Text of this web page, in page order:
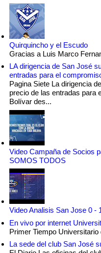
Quirquincho y el Escudo
Gracias a Luis Marco
LA dirigencia de San José
entradas para el
Pagina Siete La dirigencia
precio de las entradas para
Bolívar des...
Video Campaña de Socios
SOMOS TODOS
Video Analisis San Jose 0 -
En vivo por internet
Primer Tiempo
La sede del club San José